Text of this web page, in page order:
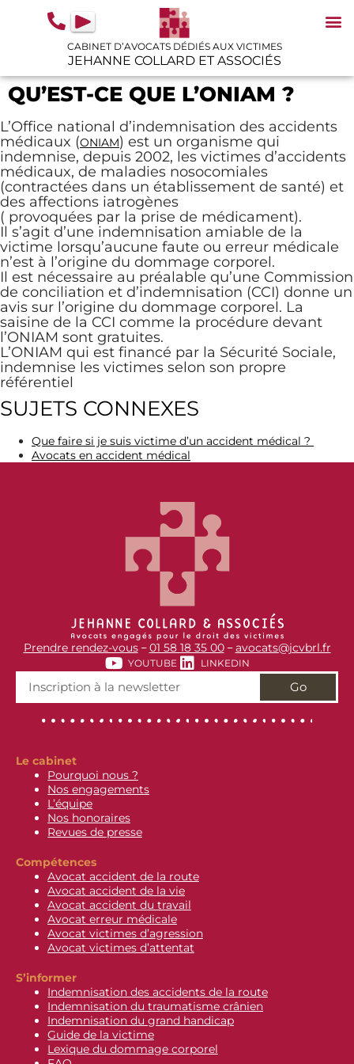
principal
CABINET D’AVOCATS DÉDIÉS AUX VICTIMES
JEHANNE COLLARD ET ASSOCIÉS
QU’EST-CE QUE L’ONIAM ?
L’Office national d’indemnisation des accidents
médicaux (ONIAM) est un organisme qui
indemnise, depuis 2002, les victimes d’accidents
médicaux, de maladies nosocomiales
(contractées dans un établissement de santé) et
des affections iatrogènes
( provoquées par la prise de médicament).
Il s’agit d’une indemnisation amiable de la
victime lorsqu’aucune faute ou erreur médicale
n’est à l’origine du dommage corporel.
Il est nécessaire au préalable qu’une Commission
de conciliation et d’indemnisation (CCI) donne un
avis sur l’origine du dommage corporel. La
saisine de la CCI comme la procédure devant
l’ONIAM sont gratuites.
L’ONIAM qui est financé par la Sécurité Sociale,
indemnise les victimes selon son propre
référentiel
SUJETS CONNEXES
Que faire si je suis victime d’un accident médical ?
Avocats en accident médical
Prendre rendez-vous–01 58 18 35 00–avocats@jcvbrl.fr
YOUTUBE LINKEDIN
Go
Le cabinet
Pourquoi nous ?
Nos engagements
L’équipe
Nos honoraires
Revues de presse
Compétences
Avocat accident de la route
Avocat accident de la vie
Avocat accident du travail
Avocat erreur médicale
Avocat victimes d’agression
Avocat victimes d’attentat
S’informer
Indemnisation des accidents de la route
Indemnisation du traumatisme crânien
Indemnisation du grand handicap
Guide de la victime
Lexique du dommage corporel